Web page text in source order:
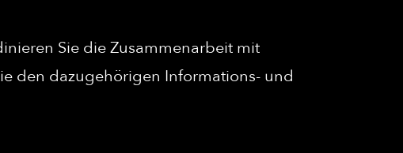
Sie die Zusammenarbeit mit
den dazugehörigen Informations- und